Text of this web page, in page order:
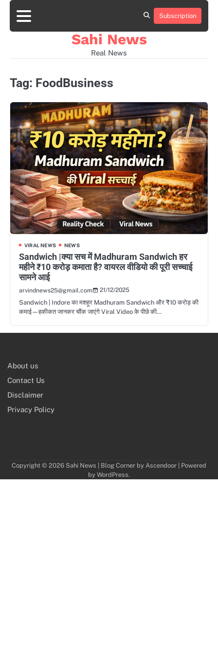
Skip
content
Home
news
viral
sports
desi
Subscription
Sahi News
Real News
Tag: FoodBusiness
VIRAL NEWS NEWS
Sandwich |क्या सच में Madhuram Sandwich हर
महीने ₹10 करोड़ कमाता है? वायरल वीडियो की पूरी सच्चाई
सामने आई
arvindnews25@gmail.com
21/12/2025
Sandwich | Indore का मशहूर Madhuram Sandwich और ₹10 करोड़ की
कमाई—हकीकत जानकर चौंक जाएंगे Viral Video के पीछे की…
About us
Contact Us
Disclaimer
Privacy Policy
Copyright © 2026 Sahi News | Blog Corner by Ascendoor | Powered
by WordPress.